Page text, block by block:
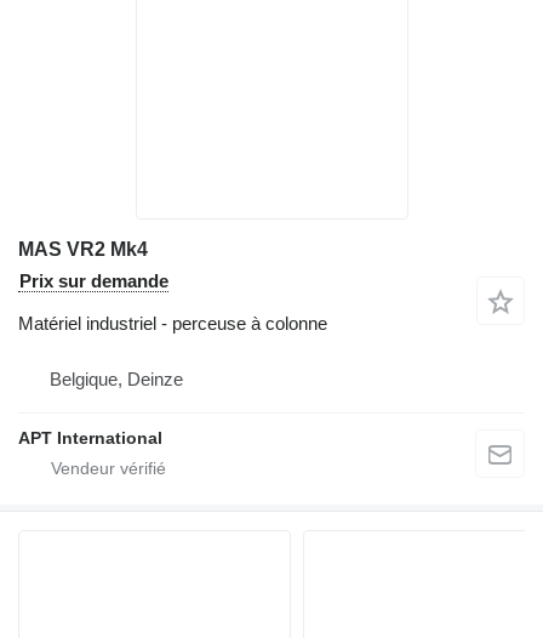
MAS VR2 Mk4
Prix sur demande
Matériel industriel - perceuse à colonne
Belgique, Deinze
APT International